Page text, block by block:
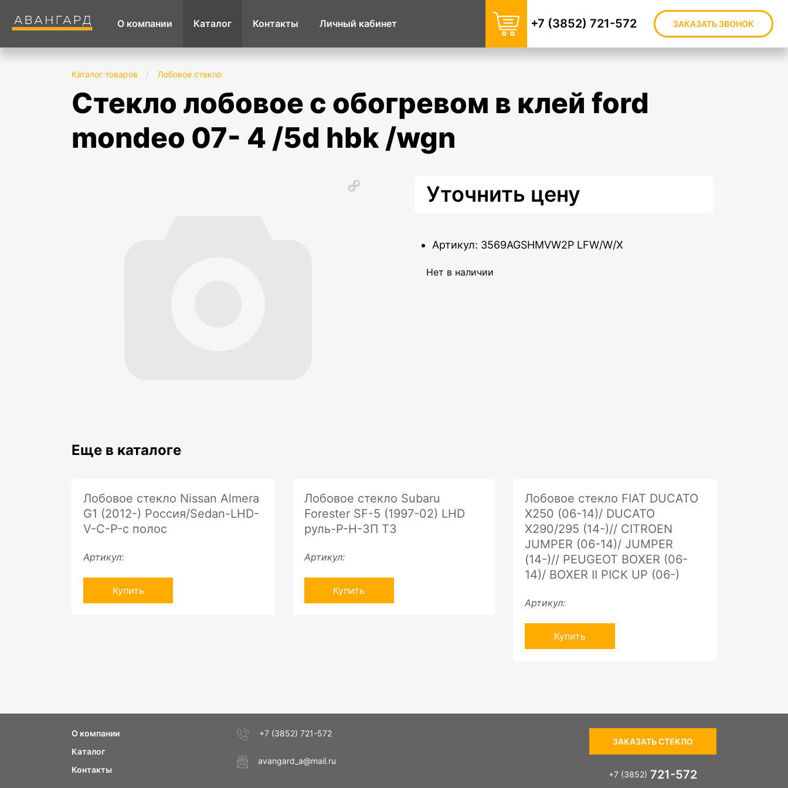
О компании Каталог Контакты Личный кабинет +7 (3852) 721-572 ЗАКАЗАТЬ ЗВОНОК
Каталог товаров / Лобовое стекло
стекло лобовое с обогревом в клей ford
mondeo 07- 4 /5d hbk /wgn
Уточнить цену
Артикул: 3569AGSHMVW2P LFW/W/X
Нет в наличии
Еще в каталоге
Лобовое стекло Nissan Almera
G1 (2012-) Россия/Sedan-LHD-
V-C-P-с полос
Артикул:
Купить
Лобовое стекло Subaru
Forester SF-5 (1997-02) LHD
руль-P-H-ЗП ТЗ
Артикул:
Купить
Лобовое стекло FIAT DUCATO
X250 (06-14)/ DUCATO
X290/295 (14-)// CITROEN
JUMPER (06-14)/ JUMPER
(14-)// PEUGEOT BOXER (06-
14)/ BOXER II PICK UP (06-)
Артикул:
Купить
О компании
Каталог
Контакты
+7 (3852) 721-572
avangard_a@mail.ru
ЗАКАЗАТЬ СТЕКЛО
+7 (3852) 721-572